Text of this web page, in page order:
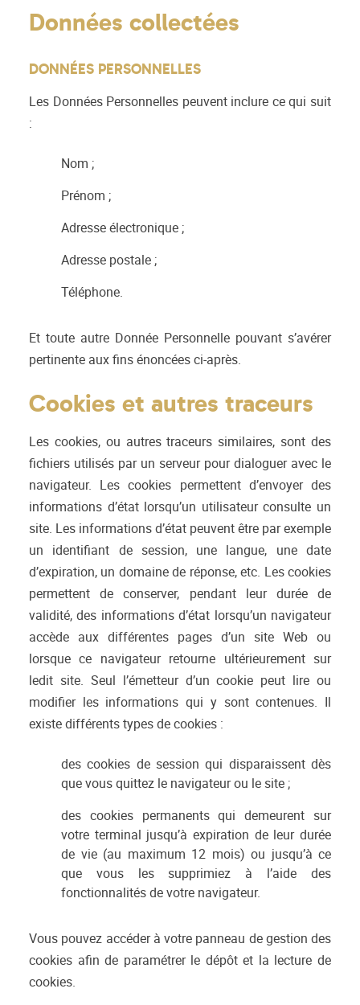
Données collectées
DONNÉES PERSONNELLES
Les Données Personnelles peuvent inclure ce qui suit
:
Nom ;
Prénom ;
Adresse électronique ;
Adresse postale ;
Téléphone.
Et toute autre Donnée Personnelle pouvant s’avérer
pertinente aux fins énoncées ci-après.
Cookies et autres traceurs
Les cookies, ou autres traceurs similaires, sont des
fichiers utilisés par un serveur pour dialoguer avec le
navigateur. Les cookies permettent d’envoyer des
informations d’état lorsqu’un utilisateur consulte un
site. Les informations d’état peuvent être par exemple
un identifiant de session, une langue, une date
d’expiration, un domaine de réponse, etc. Les cookies
permettent de conserver, pendant leur durée de
validité, des informations d’état lorsqu’un navigateur
accède aux différentes pages d’un site Web ou
lorsque ce navigateur retourne ultérieurement sur
ledit site. Seul l’émetteur d’un cookie peut lire ou
modifier les informations qui y sont contenues. Il
existe différents types de cookies :
des cookies de session qui disparaissent dès
que vous quittez le navigateur ou le site ;
des cookies permanents qui demeurent sur
votre terminal jusqu’à expiration de leur durée
de vie (au maximum 12 mois) ou jusqu’à ce
que vous les supprimiez à l’aide des
fonctionnalités de votre navigateur.
Vous pouvez accéder à votre panneau de gestion des
cookies afin de paramétrer le dépôt et la lecture de
cookies.